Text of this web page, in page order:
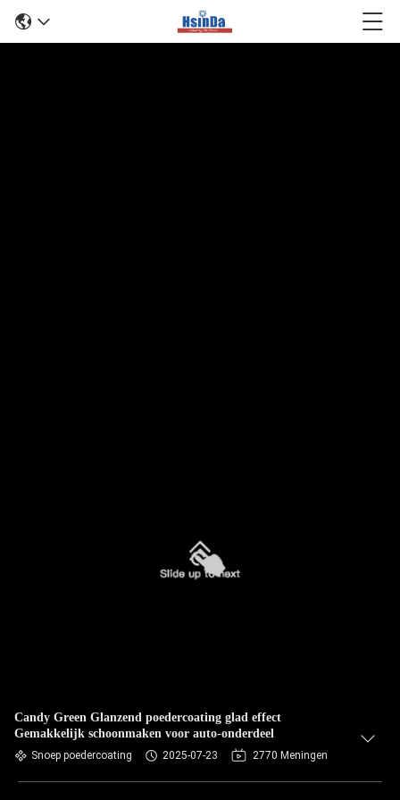
Candy Green Glanzend poedercoating glad effect
Gemakkelijk schoonmaken voor auto-onderdeel
Snoep poedercoating 2025-07-23 2770 Meningen